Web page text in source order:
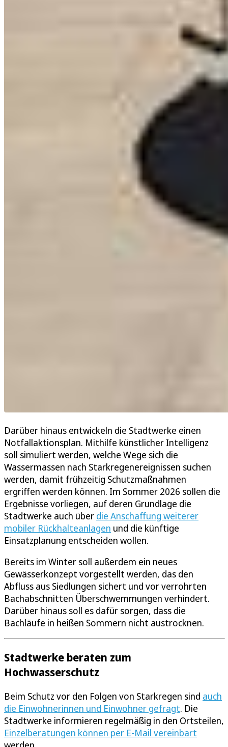
Darüber hinaus entwickeln die Stadtwerke einen
Notfallaktionsplan. Mithilfe künstlicher Intelligenz
soll simuliert werden, welche Wege sich die
Wassermassen nach Starkregenereignissen suchen
werden, damit frühzeitig Schutzmaßnahmen
ergriffen werden können. Im Sommer 2026 sollen die
Ergebnisse vorliegen, auf deren Grundlage die
Stadtwerke auch über die Anschaffung weiterer
mobiler Rückhalteanlagen und die künftige
Einsatzplanung entscheiden wollen.
Bereits im Winter soll außerdem ein neues
Gewässerkonzept vorgestellt werden, das den
Abfluss aus Siedlungen sichert und vor verrohrten
Bachabschnitten Überschwemmungen verhindert.
Darüber hinaus soll es dafür sorgen, dass die
Bachläufe in heißen Sommern nicht austrocknen.
Stadtwerke beraten zum
Hochwasserschutz
Beim Schutz vor den Folgen von Starkregen sind auch
die Einwohnerinnen und Einwohner gefragt. Die
Stadtwerke informieren regelmäßig in den Ortsteilen,
Einzelberatungen können per E-Mail vereinbart